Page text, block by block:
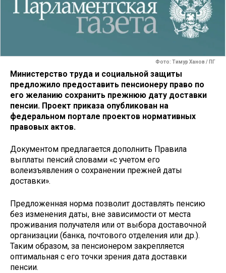
Фото: Тимур Ханов / ПГ
Министерство труда и социальной защиты
предложило предоставить пенсионеру право по
его желанию сохранить прежнюю дату доставки
пенсии. Проект приказа опубликован на
федеральном портале проектов нормативных
правовых актов.
Документом предлагается дополнить Правила
выплаты пенсий словами «с учетом его
волеизъявления о сохранении прежней даты
доставки».
Предложенная норма позволит доставлять пенсию
без изменения даты, вне зависимости от места
проживания получателя или от выбора доставочной
организации (банка, почтового отделения или др.).
Таким образом, за пенсионером закрепляется
оптимальная с его точки зрения дата доставки
пенсии.